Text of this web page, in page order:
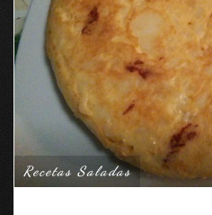
Recetas Saladas